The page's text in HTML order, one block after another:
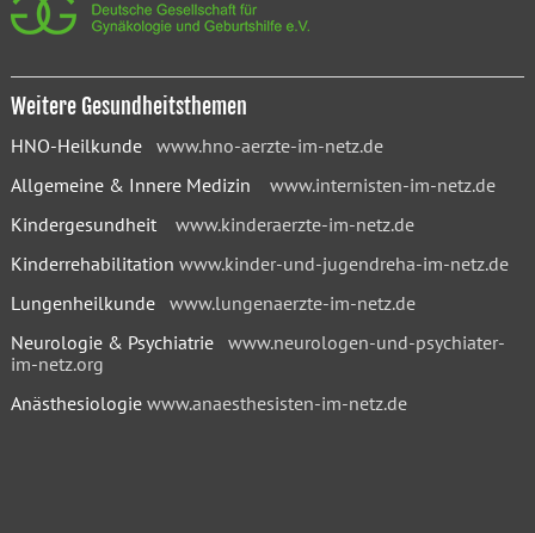
Weitere Gesundheitsthemen
HNO-Heilkunde www.hno-aerzte-im-netz.de
Allgemeine & Innere Medizin www.internisten-im-netz.de
Kindergesundheit www.kinderaerzte-im-netz.de
Kinderrehabilitation www.kinder-und-jugendreha-im-netz.de
Lungenheilkunde www.lungenaerzte-im-netz.de
Neurologie & Psychiatrie www.neurologen-und-psychiater-
im-netz.org
Anästhesiologie www.anaesthesisten-im-netz.de